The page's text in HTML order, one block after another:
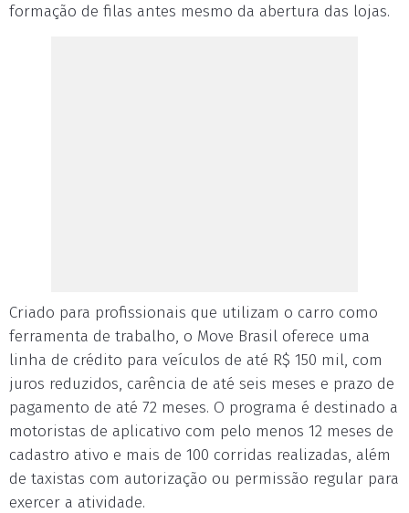
formação de filas antes mesmo da abertura das lojas.
Criado para profissionais que utilizam o carro como
ferramenta de trabalho, o Move Brasil oferece uma
linha de crédito para veículos de até R$ 150 mil, com
juros reduzidos, carência de até seis meses e prazo de
pagamento de até 72 meses. O programa é destinado a
motoristas de aplicativo com pelo menos 12 meses de
cadastro ativo e mais de 100 corridas realizadas, além
de taxistas com autorização ou permissão regular para
exercer a atividade.